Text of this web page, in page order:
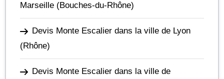
Marseille (Bouches-du-Rhône)
Devis Monte Escalier dans la ville de Lyon
(Rhône)
Devis Monte Escalier dans la ville de